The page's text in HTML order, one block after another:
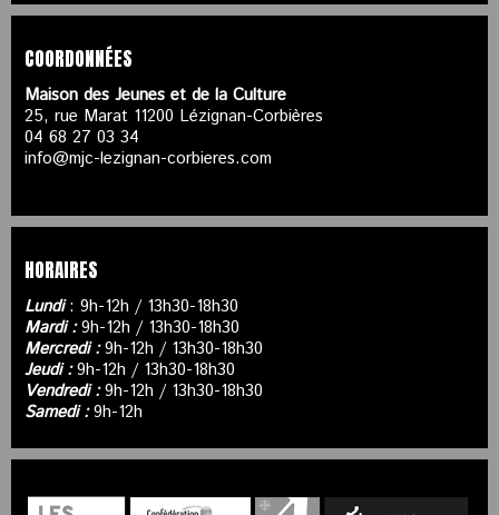
COORDONNÉES
Maison des Jeunes et de la Culture
25, rue Marat 11200 Lézignan-Corbières
04 68 27 03 34
info@mjc-lezignan-corbieres.com
HORAIRES
Lundi: 9h-12h / 13h30-18h30
Mardi :9h-12h / 13h30-18h30
Mercredi :9h-12h / 13h30-18h30
Jeudi :9h-12h / 13h30-18h30
Vendredi :9h-12h / 13h30-18h30
Samedi :9h-12h